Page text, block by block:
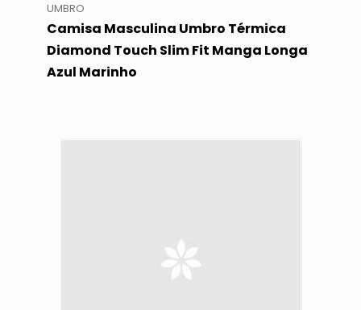
UMBRO
Camisa Masculina Umbro Térmica
Diamond Touch Slim Fit Manga Longa
Azul Marinho